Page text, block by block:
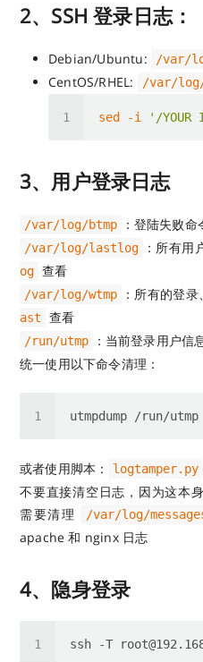
2、SSH 登录日志：
Debian/Ubuntu: /var/
CentOS/RHEL: /var/
sed -i '/YOUR
3、用户登录日志
/var/log/btmp ：登陆失败命
/var/log/lastlog ：所有用
og 查看
/var/log/wtmp ：所有的登
ast
查看
/run/utmp ：当前登录用户信
统一使用以下命令清理：
或者使用脚本： logtamper.py
不要直接清空日志，因为这本
需要清理
/var/log/
apache 和 nginx 日志
4、隐身登录